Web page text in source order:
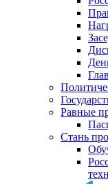
Равные
Стань